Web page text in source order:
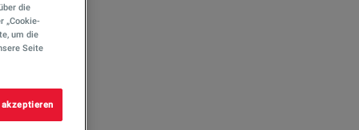
die
„Cookie-
um die
Seite